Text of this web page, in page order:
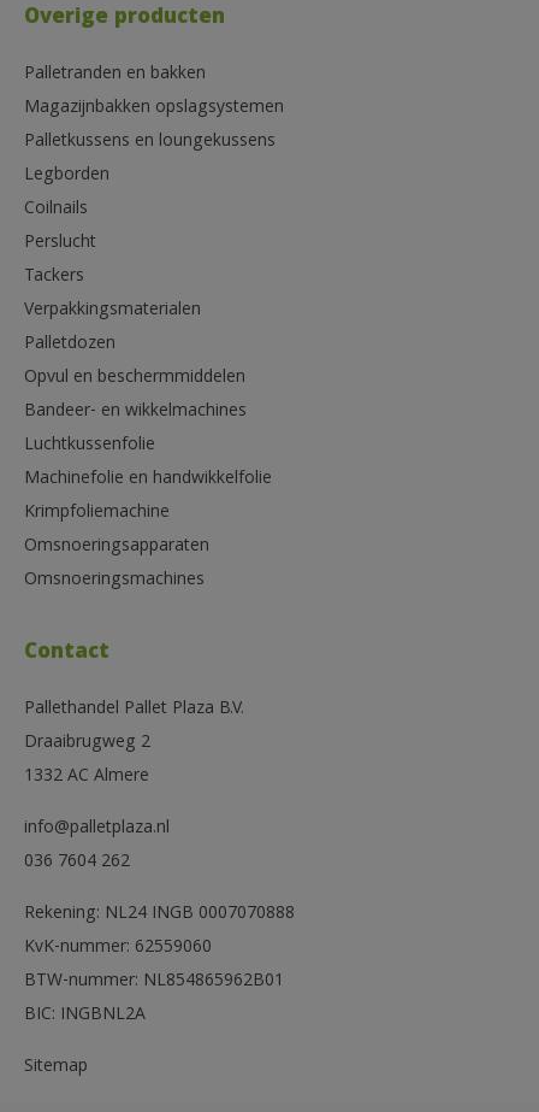
Overige producten
Palletranden en bakken
Magazijnbakken opslagsystemen
Palletkussens en loungekussens
Legborden
Coilnails
Perslucht
Tackers
Verpakkingsmaterialen
Palletdozen
Opvul en beschermmiddelen
Bandeer- en wikkelmachines
Luchtkussenfolie
Machinefolie en handwikkelfolie
Krimpfoliemachine
Omsnoeringsapparaten
Omsnoeringsmachines
Contact
Pallethandel Pallet Plaza B.V.
Draaibrugweg 2
1332 AC Almere
info@palletplaza.nl
036 7604 262
Rekening: NL24 INGB 0007070888
KvK-nummer: 62559060
BTW-nummer: NL854865962B01
BIC: INGBNL2A
Sitemap